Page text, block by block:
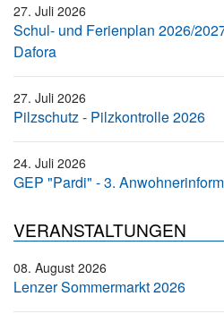
27. Juli 2026
Schul- und Ferienplan 2026/
Dafora
27. Juli 2026
Pilzschutz - Pilzkontrolle 2026
24. Juli 2026
GEP "Pardi" - 3.
VERANSTALTUNGEN
08. August 2026
Lenzer Sommermarkt 2026